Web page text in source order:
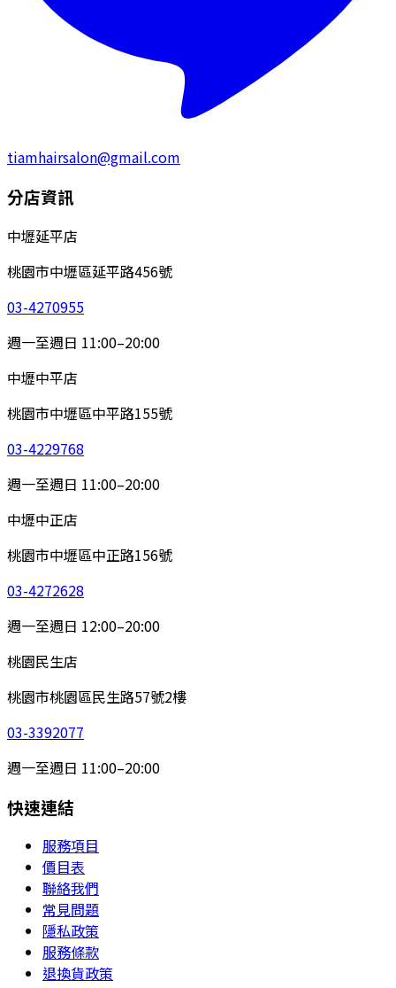
tiamhairsalon@gmail.com
分店資訊
中壢延平店
桃園市中壢區延平路456號
03-4270955
週一至週日 11:00–20:00
中壢中平店
桃園市中壢區中平路155號
03-4229768
週一至週日 11:00–20:00
中壢中正店
桃園市中壢區中正路156號
03-4272628
週一至週日 12:00–20:00
桃園民生店
桃園市桃園區民生路57號2樓
03-3392077
週一至週日 11:00–20:00
快速連結
服務項目
價目表
聯絡我們
常見問題
隱私政策
服務條款
退換貨政策